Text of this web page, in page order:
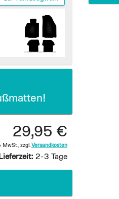
29,95 €
MwSt. zzgl. Versandkosten
Lieferzeit: 2-3 Tage